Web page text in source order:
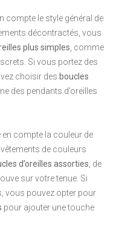
compte le style général de
décontractés, vous
plus simples , comme
Si vous portez des
choisir des boucles
des pendants d’oreilles
en compte la couleur de
de couleurs
d’oreilles assorties , de
sur votre tenue. Si
vous pouvez opter pour
pour ajouter une touche